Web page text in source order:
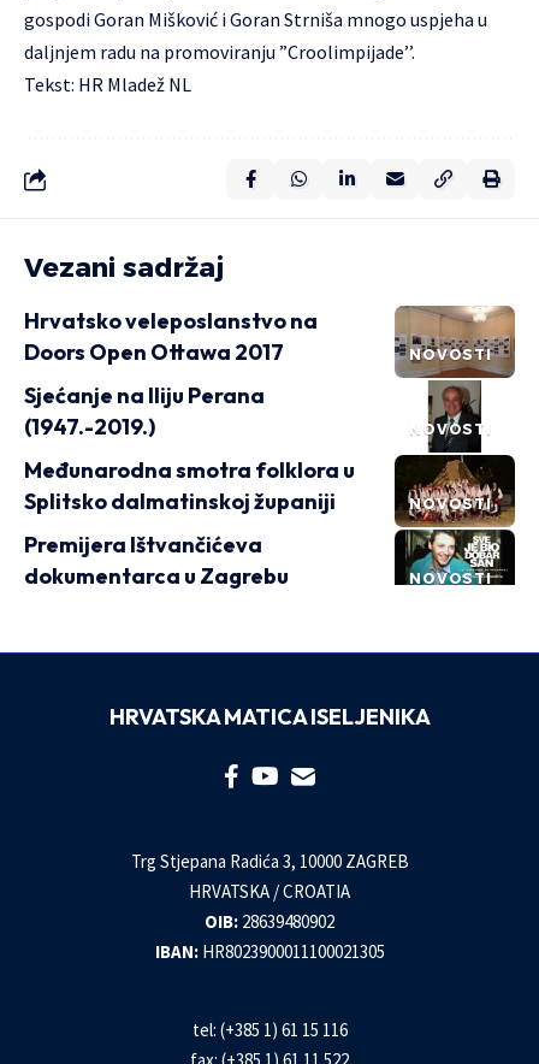
gospodi Goran Mišković i Goran Strniša mnogo uspjeha u
daljnjem radu na promoviranju ”Croolimpijade’’.
Tekst: HR Mladež NL
Vezani sadržaj
NOVOSTI
Hrvatsko veleposlanstvo na
Doors Open Ottawa 2017
NOVOSTI
Sjećanje na Iliju Perana
(1947.-2019.)
NOVOSTI
Međunarodna smotra folklora u
Splitsko dalmatinskoj županiji
NOVOSTI
Premijera Ištvančićeva
dokumentarca u Zagrebu
HRVATSKA MATICA ISELJENIKA
Trg Stjepana Radića 3, 10000 ZAGREB
HRVATSKA / CROATIA
OIB: 28639480902
IBAN: HR8023900011100021305
tel: (+385 1) 61 15 116